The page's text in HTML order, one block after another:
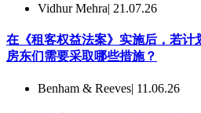
Vidhur Mehra| 21.07.26
在《租客权益法案》实施后，若计
房东们需要采取哪些措施？
Benham & Reeves| 11.06.26